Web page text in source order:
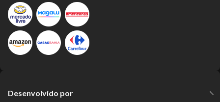
Desenvolvido por